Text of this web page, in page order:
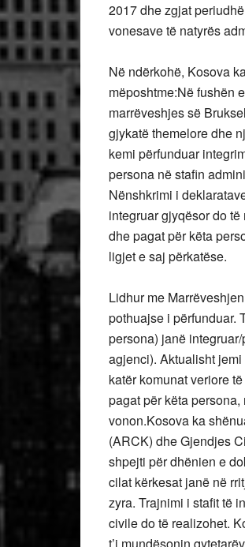
2017 dhe zgjat
vonesave të natyrës
Në ndërkohë, Kosova
mëposhtme:Në fushën
marrëveshjes së
gjykatë themelore dhe
kemi përfunduar
persona në stafin
Nënshkrimi i
integruar gjyqësor do
dhe pagat për këta
ligjet e saj përkatëse.
Lidhur me
pothuajse i përfunduar.
persona) janë
agjenci). Aktualisht
katër komunat veriore
pagat për këta
vonon.Kosova ka
(ARCK) dhe Gjendjes
shpejti për dhënien e
cilat kërkesat janë në
zyra. Trajnimi i stafit të
civile do të realizohet.